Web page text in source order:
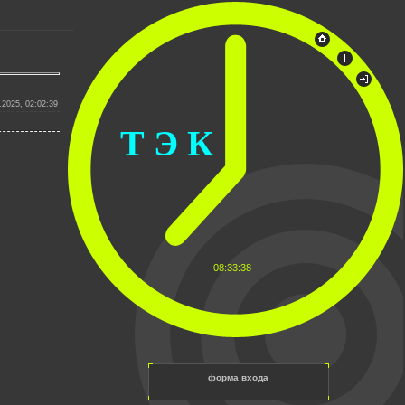
02:02:39
Т Э К
08:33:38
форма входа